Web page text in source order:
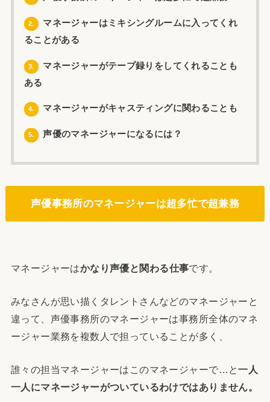
2.
マネージャーはミキシングルームに入ってくれ
ることがある
3.
マネージャーがテープ録りをしてくれることも
ある
4. マネージャーがキャスティングに関わることも
5. 声優のマネージャーになるには？
声優事務所のマネージャーは超多忙で超兼務
マネージャーはかなり声優と関わる仕事です。
みなさんが思い描くタレントさんなどのマネージャーと
違って、声優事務所のマネージャーは事務所全体のマネ
ージャー業務を複数人で担っていることが多く、
誰々の担当マネージャーはこのマネージャーで…と一人
一人にマネージャーがついているわけではありません。